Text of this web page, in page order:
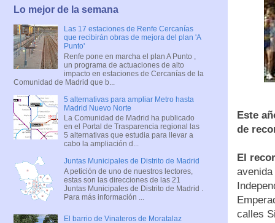
Este
de
El
calles
Lo mejor de la semana
Las 17 estaciones de Renfe Cercanías
que recibirán obras de mejora del plan 'A
Punto'
Renfe pone en marcha el plan A Punto ,
un programa de actuaciones de alto
impacto en estaciones de Cercanías de la
Comunidad de Madrid que b...
5 alternativas para ampliar Metro hasta
Madrid Nuevo Norte
La Comunidad de Madrid ha publicado
en el Portal de Trasparencia regional las
5 alternativas que estudia para llevar a
cabo la ampliación d...
Juntas Municipales de Distrito de Madrid
A petición de uno de nuestros lectores,
estas son las direcciones de las 21
Juntas Municipales de Distrito de Madrid .
Para más información ...
El barrio de Vinateros de Moratalaz